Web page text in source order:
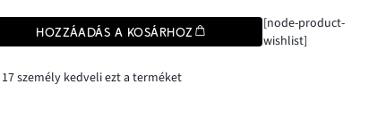
HOZZÁADÁS A KOSÁRHOZ
[node-product-
wishlist]
17 személy kedveli ezt a terméket